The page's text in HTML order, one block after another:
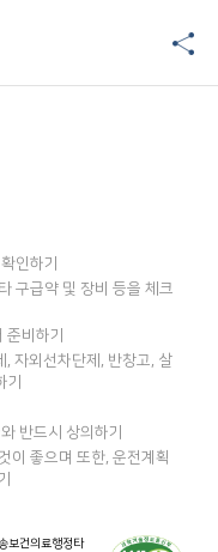
인하기
구급약 및 장비 등을 체크
비하기
, 자외선차단제, 반창고, 살
반드시 상의하기
이 좋으며 또한, 운전계획
보건의료행정타